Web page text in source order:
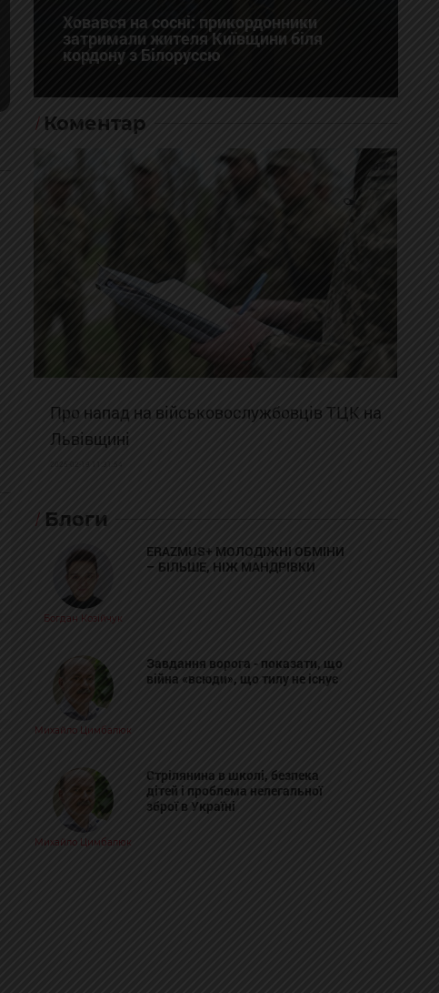
Ховався на сосні: прикордонники
затримали жителя Київщини біля
кордону з Білоруссю
Коментар
Про напад на військовослужбовців ТЦК на
Львівщині
Блоги
Богдан Козійчук
ERAZMUS+ МОЛОДІЖНІ ОБМІНИ
– БІЛЬШЕ, НІЖ МАНДРІВКИ
Михайло Цимбалюк
Завдання ворога - показати, що
війна «всюди», що тилу не існує
Михайло Цимбалюк
Стрілянина в школі, безпека
дітей і проблема нелегальної
зброї в Україні